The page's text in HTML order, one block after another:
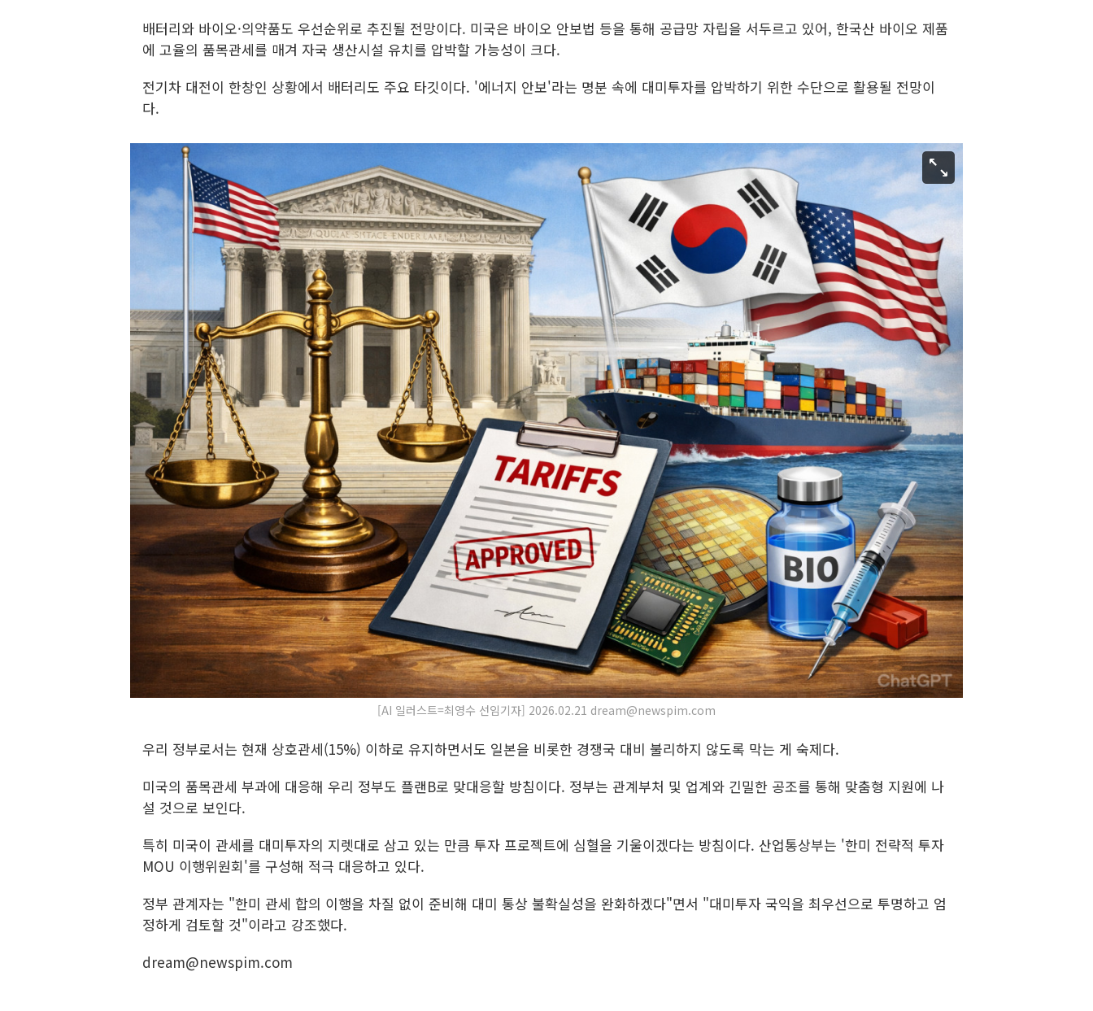
배터리와 바이오·의약품도 우선순위로 추진될 전망이다. 미국은 바이오 안보법 등을 통해 공급망 자립을 서두르고 있어, 한국산 바이오 제품
에 고율의 품목관세를 매겨 자국 생산시설 유치를 압박할 가능성이 크다.
전기차 대전이 한창인 상황에서 배터리도 주요 타깃이다. '에너지 안보'라는 명분 속에 대미투자를 압박하기 위한 수단으로 활용될 전망이
다.
[AI 일러스트=최영수 선임기자] 2026.02.21 dream@newspim.com
우리 정부로서는 현재 상호관세(15%) 이하로 유지하면서도 일본을 비롯한 경쟁국 대비 불리하지 않도록 막는 게 숙제다.
미국의 품목관세 부과에 대응해 우리 정부도 플랜B로 맞대응할 방침이다. 정부는 관계부처 및 업계와 긴밀한 공조를 통해 맞춤형 지원에 나
설 것으로 보인다.
특히 미국이 관세를 대미투자의 지렛대로 삼고 있는 만큼 투자 프로젝트에 심혈을 기울이겠다는 방침이다. 산업통상부는 '한미 전략적 투자
MOU 이행위원회'를 구성해 적극 대응하고 있다.
정부 관계자는 "한미 관세 합의 이행을 차질 없이 준비해 대미 통상 불확실성을 완화하겠다"면서 "대미투자 국익을 최우선으로 투명하고 엄
정하게 검토할 것"이라고 강조했다.
dream@newspim.com